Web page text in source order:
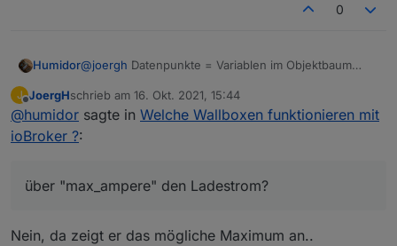
0
Humidor@joergh Datenpunkte = Variablen im Objektbaum
verstehe deine Cloud Aussage nicht?
dh du steuerst zBsp. den DP "allow_charging" mit
true an?
über "max_ampere" den Ladestrom?
J
Offline
JoergHschrieb am 16. Okt. 2021, 15:44
zuletzt editiert von
@humidor sagte in Welche Wallboxen funktionieren mit
ioBroker ?:
über "max_ampere" den Ladestrom?
Nein, da zeigt er das mögliche Maximum an..